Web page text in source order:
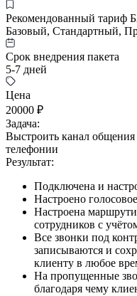
Рекомендованный тариф
Базовый, Стандартный,
Срок внедрения пакета
5-7 дней
Цена
20000 ₽
Задача:
Выстроить канал
телефонии
Результат:
Подключена и
Настроено
Настроена
сотрудников с
Все звонки под
записываются и
клиенту в любое
На пропущенные
благодаря чему